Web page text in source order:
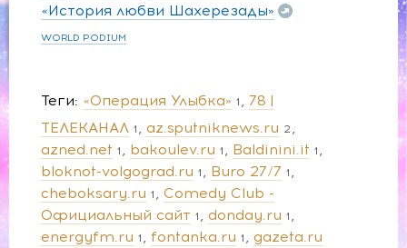
«История любви Шахерезады»
WORLD PODIUM
Теги «Операция Улыбка» 1
78 |
ТЕЛЕКАНАЛ 1 az.sputniknews.ru 2
azned.net 1 bakoulev.ru 1 Baldinini.it 1
bloknot-volgograd.ru 1 Buro 27/7 1
cheboksary.ru 1
Comedy Club -
Официальный сайт 1 donday.ru 1
energyfm.ru 1 fontanka.ru 1 gazeta.ru